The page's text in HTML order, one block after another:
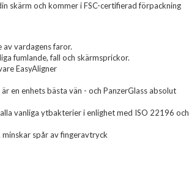
skärm och kommer i FSC-certifierad förpackning
vardagens faror.
fumlande, fall och skärmsprickor.
EasyAligner
en enhets bästa vän - och PanzerGlass absolut
vanliga ytbakterier i enlighet med ISO 22196 och
spår av fingeravtryck